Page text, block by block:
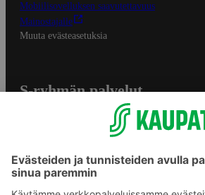
Mobiilisovelluksen saavutettavuus
Mainostajalle
Muuta evästeasetuksia
S-ryhmän palvelut
Yhteishyvä Ruoka -sovellus
S-ostoslista -sovellus